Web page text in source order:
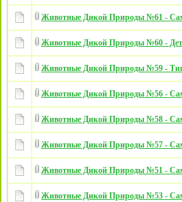
Животные Дикой Природы №61 -
Животные Дикой Природы №60 -
Животные Дикой Природы №59 -
Животные Дикой Природы №56 -
Животные Дикой Природы №58 -
Животные Дикой Природы №57 -
Животные Дикой Природы №51 -
Животные Дикой Природы №53 -